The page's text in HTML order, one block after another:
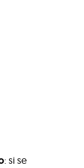
: si se